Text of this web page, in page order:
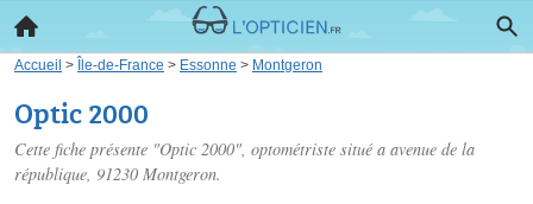
Accueil > Île-de-France > Essonne > Montgeron
Optic 2000
Cette fiche présente "Optic 2000", optométriste situé a avenue de la
république, 91230 Montgeron.